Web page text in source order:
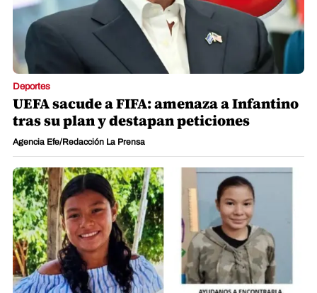
Deportes
UEFA sacude a FIFA: amenaza a Infantino
tras su plan y destapan peticiones
Agencia Efe/Redacción La Prensa